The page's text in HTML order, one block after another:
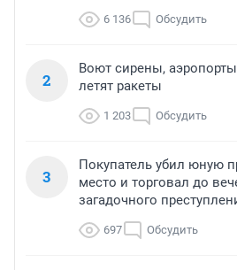
6 136 Обсудить
2
Воют сирены,
летят ракеты
1 203 Обсудить
3
Покупатель убил юную
место и торговал до
загадочного
697 Обсудить